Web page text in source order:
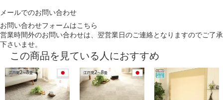
メールでのお問い合わせ
お問い合わせフォームはこちら
営業時間外のお問い合わせは、翌営業日のご連絡となりますのでご了承
下さいませ。
この商品を見ている人におすすめ